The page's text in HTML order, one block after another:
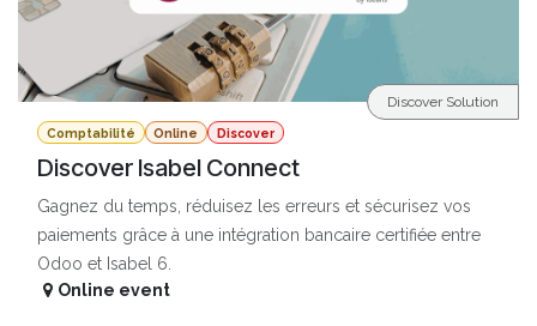
Comptabilité Online Discover
Discover Isabel Connect
Gagnez du temps, réduisez les erreurs et sécurisez vos
paiements grâce à une intégration bancaire certifiée entre
Odoo et Isabel 6.
Discover Solution
Online event